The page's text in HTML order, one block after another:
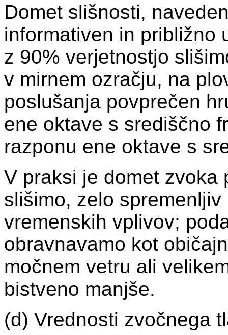
Domet slišnosti,
informativen in približno
z 90% verjetnostjo
v mirnem ozračju, na
poslušanja povprečen
ene oktave s središčno
razponu ene oktave s
V praksi je domet zvoka
slišimo, zelo
vremenskih vplivov;
obravnavamo kot
močnem vetru ali
bistveno manjše.
(d) Vrednosti zvočnega